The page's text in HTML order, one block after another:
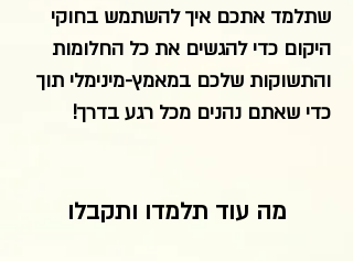
שתלמד אתכם איך להשתמש בחוקי
היקום כדי להגשים את כל החלומות
והתשוקות שלכם במאמץ-מינימלי תוך
כדי שאתם נהנים מכל רגע בדרך!
מה עוד תלמדו ותקבלו